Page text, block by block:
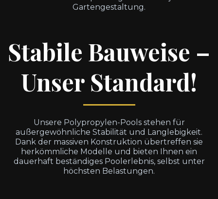
Gartengestaltung.
Stabile Bauweise –
Unser Standard!
Unsere Polypropylen-Pools stehen für
außergewöhnliche Stabilität und Langlebigkeit.
Dank der massiven Konstruktion übertreffen sie
herkömmliche Modelle und bieten Ihnen ein
dauerhaft beständiges Poolerlebnis, selbst unter
höchsten Belastungen.